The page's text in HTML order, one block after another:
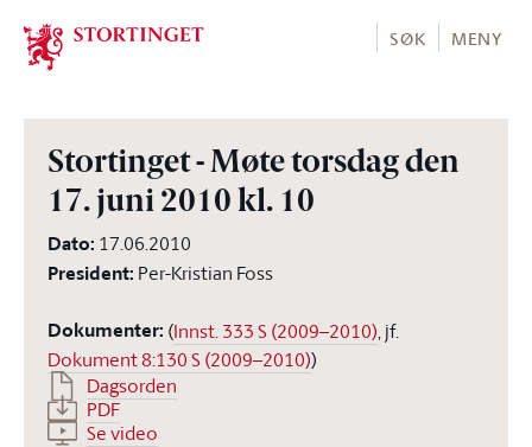
Stortinget.no
SØK MENY
Stortinget - Møte torsdag den
17. juni 2010 kl. 10
Dato: 17.06.2010
President: Per-Kristian Foss
Dokumenter: (Innst. 333 S (2009–2010), jf.
Dokument 8:130 S (2009–2010))
Dagsorden
PDF
Se video